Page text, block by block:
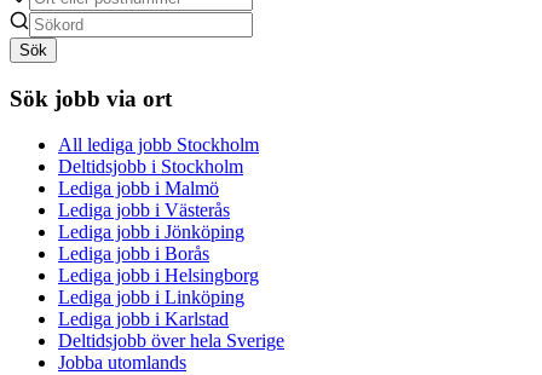
Sök
Sök jobb via ort
All lediga jobb Stockholm
Deltidsjobb i Stockholm
Lediga jobb i Malmö
Lediga jobb i Västerås
Lediga jobb i Jönköping
Lediga jobb i Borås
Lediga jobb i Helsingborg
Lediga jobb i Linköping
Lediga jobb i Karlstad
Deltidsjobb över hela Sverige
Jobba utomlands